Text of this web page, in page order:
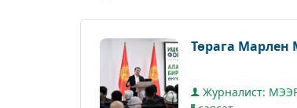
Төрага
Журналист: